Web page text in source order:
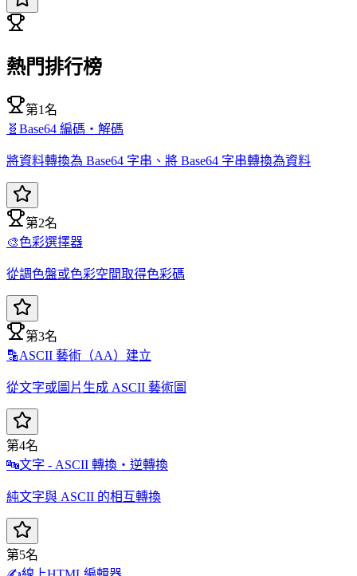
熱門排行榜
第1名
🧬 Base64 編碼・解碼
將資料轉換為 Base64 字串、將 Base64 字串轉換為資料
第2名
🎨色彩選擇器
從調色盤或色彩空間取得色彩碼
第3名
🔡ASCII 藝術（AA）建立
從文字或圖片生成 ASCII 藝術圖
第4名
🔤文字 - ASCII 轉換・逆轉換
純文字與 ASCII 的相互轉換
第5名